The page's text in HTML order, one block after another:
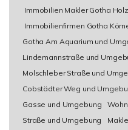
Immobilien Makler Gotha
Immobilienfirmen Gotha
Gotha Am Aquarium und
Lindemannstraße und
Molschleber Straße und
Cobstädter Weg und
Gasse und Umgebung
Straße und Umgebung